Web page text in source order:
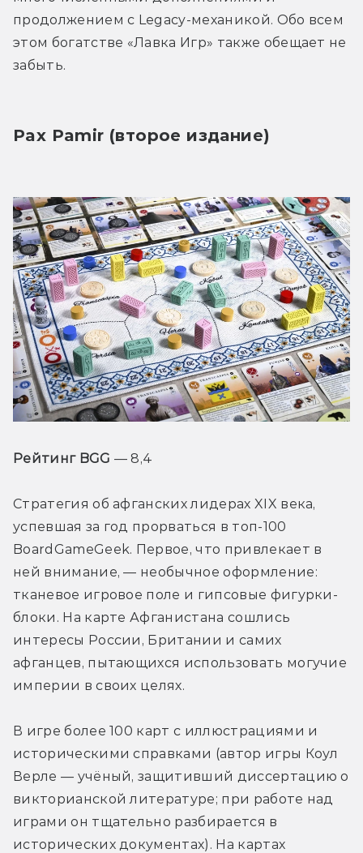
продолжением с Legacy-механикой. Обо всем
этом богатстве «Лавка Игр» также обещает не
забыть.
Pax Pamir (второе издание)
Рейтинг BGG — 8,4
Стратегия об афганских лидерах XIX века,
успевшая за год прорваться в топ-100
BoardGameGeek. Первое, что привлекает в
ней внимание, — необычное оформление:
тканевое игровое поле и гипсовые фигурки-
блоки. На карте Афганистана сошлись
интересы России, Британии и самих
афганцев, пытающихся использовать могучие
империи в своих целях.
В игре более 100 карт с иллюстрациями и
историческими справками (автор игры Коул
Верле — учёный, защитивший диссертацию о
викторианской литературе; при работе над
играми он тщательно разбирается в
исторических документах). На картах